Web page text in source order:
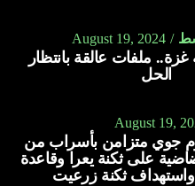
August 19, 2024
ملفات عالقة بانتظار
الحل
August 19,
جوي متزامن بأسراب من
على ثكنة يعرا وقاعدة
ثكنة زرعيت